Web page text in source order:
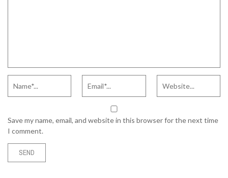
Save my name, email, and website in this browser for the next time
I comment.